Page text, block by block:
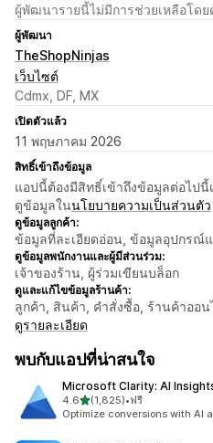
ผู้พัฒนารายนี้ไม่มีการช่วยเหลือโดย
ผู้พัฒนา
TheShopNinjas
เว็บไซต์
Cdmx, DF, MX
เปิดตัวแล้ว
11 พฤษภาคม 2026
สิทธิ์เข้าถึงข้อมูล
แอปนี้ต้องมีสิทธิ์เข้าถึงข้อมูลต่อไป
ดูข้อมูลในนโยบายความเป็นส่วนตัว
ดูข้อมูลลูกค้า:
ข้อมูลที่ละเอียดอ่อน, ข้อมูลอุปกรณ์
ดูข้อมูลพนักงานและผู้มีส่วนร่วม:
เจ้าของร้าน, ผู้ร่วมเขียนบล็อก
ดูและแก้ไขข้อมูลร้านค้า:
ลูกค้า, สินค้า, คำสั่งซื้อ, ร้านค้าออน
ดูรายละเอียด
พบกับแอปที่น่าสนใจ
Microsoft Clarity: AI
4.6เต็ม 5 ดาว
(1,825)
ทั้งหมด 1825 รีวิว
•ฟรี
Optimize conversions with AI